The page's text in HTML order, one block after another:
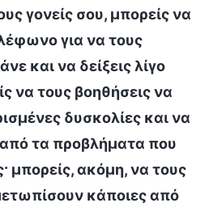
γονείς σου, μπορείς να
για να τους
και να δείξεις λίγο
να τους βοηθήσεις να
δυσκολίες και να
από τα προβλήματα που
μπορείς, ακόμη, να τους
κάποιες από